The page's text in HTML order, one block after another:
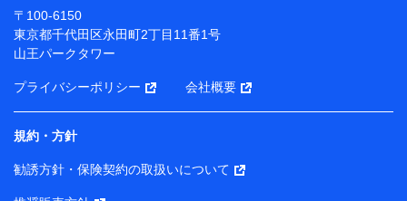
ため
（各サービスで取得したサービス利用履歴、ウェブサイ
トの閲覧履歴、購買履歴、ご契約内容等のパーソナルデ
ータを分析して、お客さまの趣味・嗜好・傾向に応じた
サービス・商品等に関するご提案や広告の配信等を行う
ことがあります。）
各種セミナーの開催のため
コンサルティングサービスの実施のため
アンケートやキャンペーン等の実施のため
上記に係る案内・手続き・管理等付帯業務を行うため
〒100-6150
東京都千代田区永田町2丁目11番1号
山王パークタワー
プライバシーポリシー 会社概要
規約・方針
勧誘方針・保険契約の取扱いについて